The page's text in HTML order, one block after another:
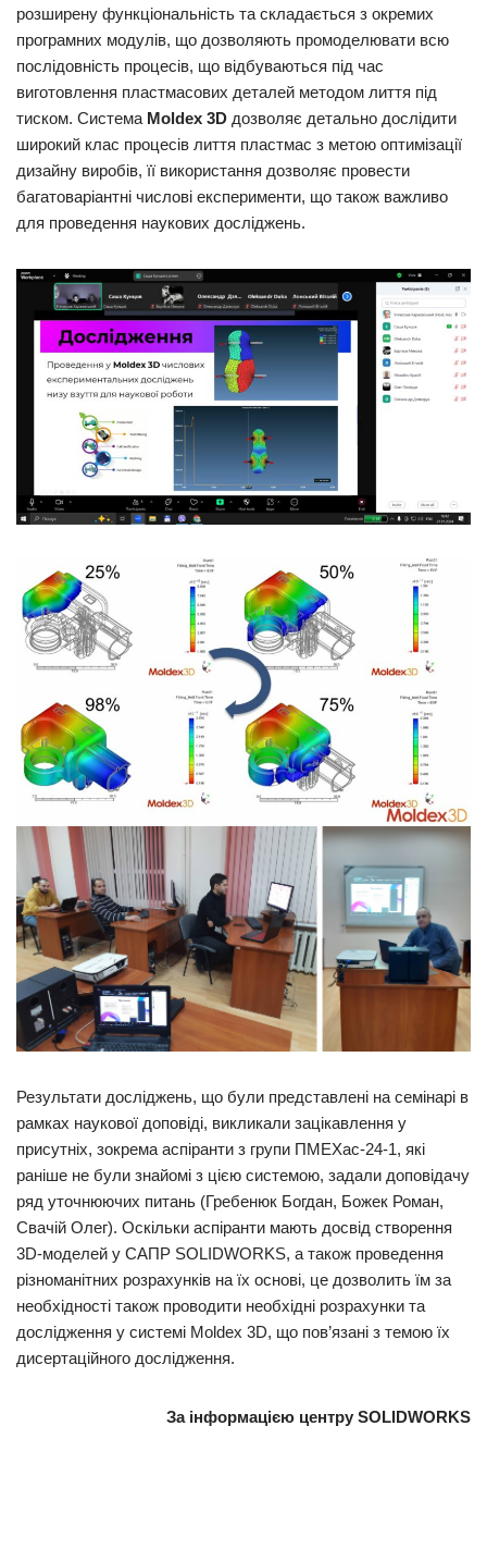
розширену функціональність та складається з окремих
програмних модулів, що дозволяють промоделювати всю
послідовність процесів, що відбуваються під час
виготовлення пластмасових деталей методом лиття під
тиском. Система Moldex 3D дозволяє детально дослідити
широкий клас процесів лиття пластмас з метою оптимізації
дизайну виробів, її використання дозволяє провести
багатоваріантні числові експерименти, що також важливо
для проведення наукових досліджень.
Результати досліджень, що були представлені на семінарі в
рамках наукової доповіді, викликали зацікавлення у
присутніх, зокрема аспіранти з групи ПМЕХас-24-1, які
раніше не були знайомі з цією системою, задали доповідачу
ряд уточнюючих питань (Гребенюк Богдан, Божек Роман,
Свачій Олег). Оскільки аспіранти мають досвід створення
3D-моделей у САПР SOLIDWORKS, а також проведення
різноманітних розрахунків на їх основі, це дозволить їм за
необхідності також проводити необхідні розрахунки та
дослідження у системі Moldex 3D, що пов’язані з темою їх
дисертаційного дослідження.
За інформацією центру SOLIDWORKS